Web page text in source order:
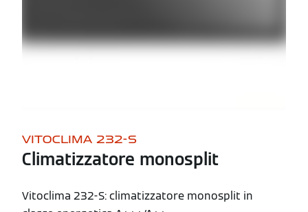
VITOCLIMA 232-S
Climatizzatore monosplit
Vitoclima 232-S: climatizzatore monosplit in